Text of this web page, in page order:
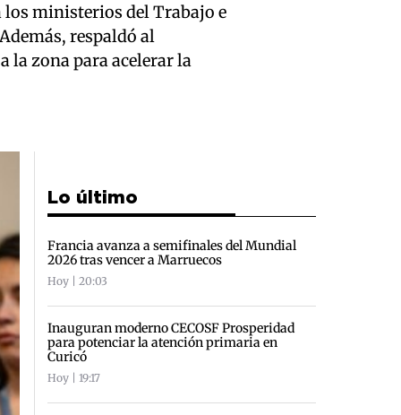
los ministerios del Trabajo e
respaldó al
la zona para acelerar la
Lo último
Francia avanza a semifinales del Mundial
2026 tras vencer a Marruecos
Hoy | 20:03
Inauguran moderno CECOSF Prosperidad
para potenciar la atención primaria en
Curicó
Hoy | 19:17